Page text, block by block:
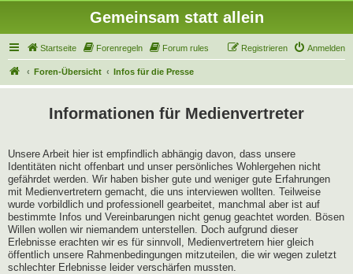
Gemeinsam statt allein
Startseite Forenregeln Forum rules Anmelden
Registrieren
Foren-Übersicht Infos für die Presse
Informationen für Medienvertreter
Unsere Arbeit hier ist empfindlich abhängig davon, dass unsere
Identitäten nicht offenbart und unser persönliches Wohlergehen nicht
gefährdet werden. Wir haben bisher gute und weniger gute Erfahrungen
mit Medienvertretern gemacht, die uns interviewen wollten. Teilweise
wurde vorbildlich und professionell gearbeitet, manchmal aber ist auf
bestimmte Infos und Vereinbarungen nicht genug geachtet worden. Bösen
Willen wollen wir niemandem unterstellen. Doch aufgrund dieser
Erlebnisse erachten wir es für sinnvoll, Medienvertretern hier gleich
öffentlich unsere Rahmenbedingungen mitzuteilen, die wir wegen zuletzt
schlechter Erlebnisse leider verschärfen mussten.